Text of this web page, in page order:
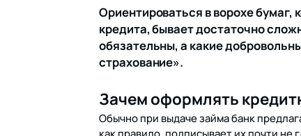
Ориентироваться в ворохе
кредита, бывает достаточно
обязательны, а какие
страхование».
Зачем оформлять
Обычно при выдаче займа банк
как правило, подписывает их почти не